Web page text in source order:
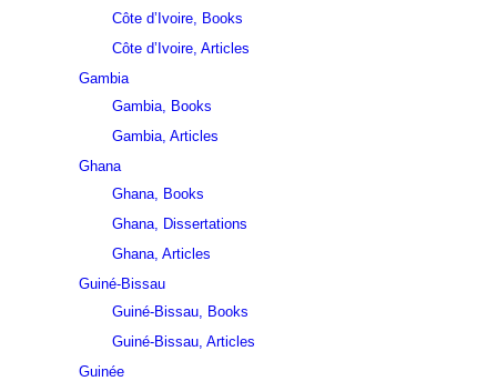
Côte d’Ivoire, Books
Côte d’Ivoire, Articles
Gambia
Gambia, Books
Gambia, Articles
Ghana
Ghana, Books
Ghana, Dissertations
Ghana, Articles
Guiné-Bissau
Guiné-Bissau, Books
Guiné-Bissau, Articles
Guinée